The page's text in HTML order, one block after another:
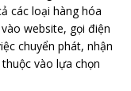
các loại hàng hóa
website, gọi điện
chuyển phát, nhận
vào lựa chọn